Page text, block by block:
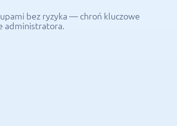
bez ryzyka — chroń kluczowe
administratora.